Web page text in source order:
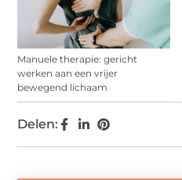
Manuele therapie: gericht
werken aan een vrijer
bewegend lichaam
Delen: